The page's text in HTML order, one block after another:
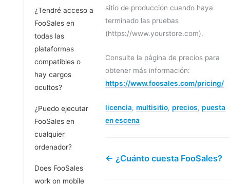
¿Tendré acceso a
FooSales en
todas las
plataformas
compatibles o
hay cargos
ocultos?
¿Puedo ejecutar
FooSales en
cualquier
ordenador?
Does FooSales
work on mobile
sitio de producción cuando haya
terminado las pruebas
(https://www.yourstore.com).
Consulte la página de precios para
obtener más información:
https://www.foosales.com/pricing/
licencia, multisitio, precios, puesta
en escena
← ¿Cuánto cuesta FooSales?